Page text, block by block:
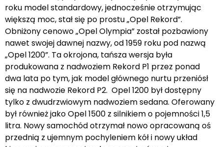
roku model standardowy, jednocześnie otrzymując
większą moc, stał się po prostu „Opel Rekord”.
Obniżony cenowo „Opel Olympia” został pozbawiony
nawet swojej dawnej nazwy, od 1959 roku pod nazwą
„Opel 1200”. Ta okrojona, tańsza wersja była
produkowana z nadwoziem Rekord P1 przez ponad
dwa lata po tym, jak model głównego nurtu przeniósł
się na nadwozie Rekord P2. Opel 1200 był dostępny
tylko z dwudrzwiowym nadwoziem sedana. Oferowany
był również jako Opel 1500 z silnikiem o pojemności 1,5
litra. Nowy samochód otrzymał nowo opracowaną oś
przednią z ujemnym pochyleniem kół i nowy układ